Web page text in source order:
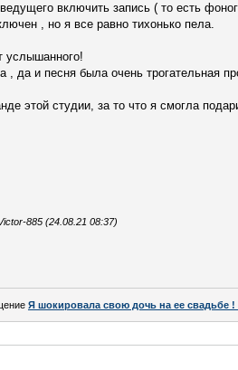
включить запись ( то есть
, но я все равно тихонько пела.
услышанного!
, да и песня была очень трогательная
этой студии, за то что я смогла
885 (24.08.21 08:37)
Я шокировала свою дочь на ее свадьбе !